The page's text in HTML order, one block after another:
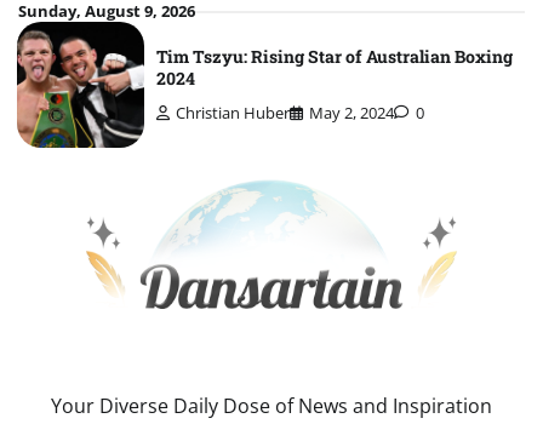
Skip
to
content
Sunday, August 9, 2026
Tim Tszyu: Rising Star of Australian Boxing
2024
Christian Huber May 2, 2024 0
Your Diverse Daily Dose of News and Inspiration